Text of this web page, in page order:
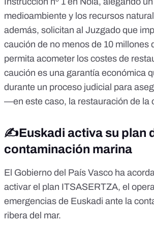
medioambiente y los recursos
además, solicitan al Juzgado que
caución de no menos de 10 millones
permita acometer los costes de
caución es una garantía económica
durante un proceso judicial para
—en este caso, la restauración de
✍️Euskadi activa su plan
contaminación marina
El Gobierno del País Vasco ha
activar el plan ITSASERTZA, el
emergencias de Euskadi ante la
ribera del mar.